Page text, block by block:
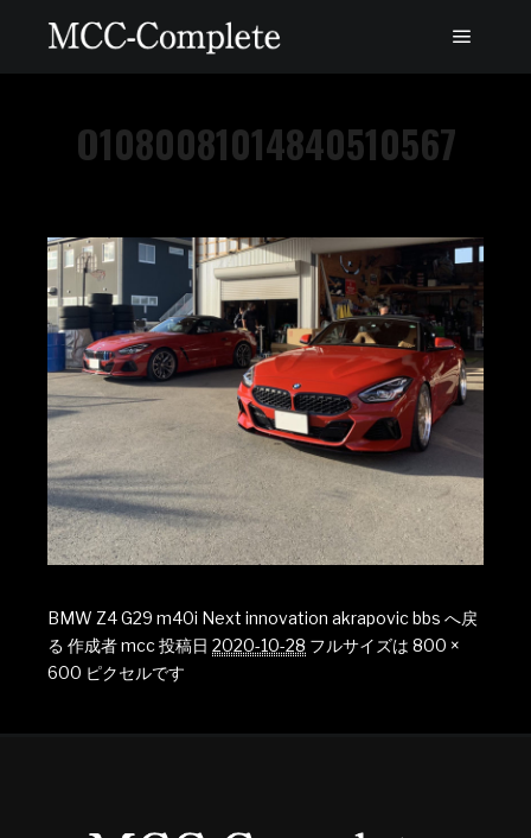
O1080081014840510567
BMW Z4 G29 m40i Next innovation akrapovic bbs へ戻
る 作成者mcc投稿日 2020-10-28 フルサイズは 800 ×
600 ピクセルです